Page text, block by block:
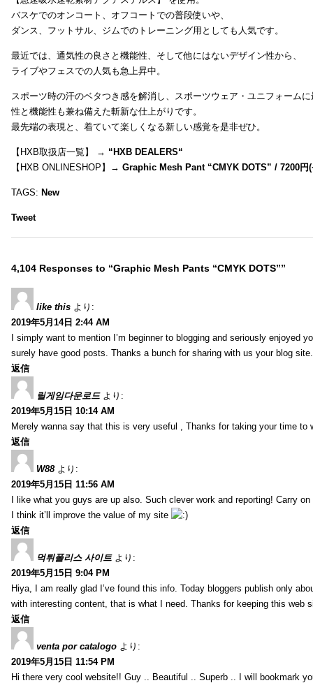
バスケでのオンコート、オフコートでの普段使いや、
ダンス、フットサル、ジムでのトレーニング用としても人気です。
最近では、通気性の良さと機能性、そして他にはないデザイン性から、
ライブやフェスでの人気も急上昇中。
スポーツ時の汗のベタつき感を解消し、スポーツウェア・ユニフォーム
性と機能性も兼ね備えた斬新な仕上がりです。
最先端の表現と、着ていて楽しくなる新しい感覚を是非ぜひ。
【HXB取扱店一覧】 → “HXB DEALERS“
【HXB ONLINESHOP】→ Graphic Mesh Pant “CMYK DOTS” / 7200円
TAGS: New
Tweet
4,104 Responses to “Graphic Mesh Pants “CMYK DOTS””
like this より:
2019年5月14日 2:44 AM
I simply want to mention I’m beginner to blogging and seriously enjoyed
surely have good posts. Thanks a bunch for sharing with us your blog site.
返信
릴게임다운로드 より:
2019年5月15日 10:14 AM
Merely wanna say that this is very useful , Thanks for taking your time to
返信
W88 より:
2019年5月15日 11:56 AM
I like what you guys are up also. Such clever work and reporting! Carry
I think it’ll improve the value of my site
返信
먹튀폴리스 사이트 より:
2019年5月15日 9:04 PM
Hiya, I am really glad I’ve found this info. Today bloggers publish only
with interesting content, that is what I need. Thanks for keeping this
返信
venta por catalogo より:
2019年5月15日 11:54 PM
Hi there very cool website!! Guy .. Beautiful .. Superb .. I will bookmark